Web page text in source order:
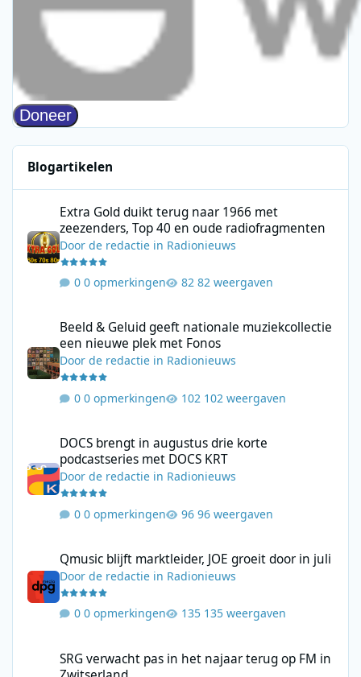
Blogartikelen
Extra Gold duikt terug naar 1966 met
zeezenders, Top 40 en oude radiofragmenten
Doorde redactie in Radionieuws
0 opmerkingen 82 weergaven
Beeld & Geluid geeft nationale muziekcollectie
een nieuwe plek met Fonos
Doorde redactie in Radionieuws
0 opmerkingen 102 weergaven
DOCS brengt in augustus drie korte
podcastseries met DOCS KRT
Doorde redactie in Radionieuws
0 opmerkingen 96 weergaven
Qmusic blijft marktleider, JOE groeit door in juli
Doorde redactie in Radionieuws
0 opmerkingen 135 weergaven
SRG verwacht pas in het najaar terug op FM in